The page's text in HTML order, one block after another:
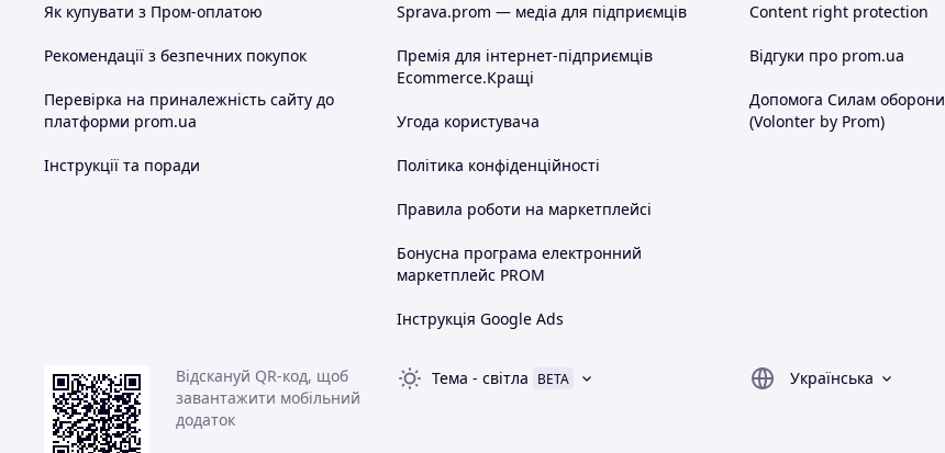
Як купувати з Пром-оплатою
Рекомендації з безпечних покупок
Перевірка на приналежність сайту до
платформи prom.ua
Інструкції та поради
Sprava.prom — медіа для підприємців
Премія для інтернет-підприємців
Ecommerce.Кращі
Угода користувача
Політика конфіденційності
Правила роботи на маркетплейсі
Бонусна програма електронний
маркетплейс PROM
Інструкція Google Ads
Content right protection
Відгуки про prom.ua
Допомога Силам оборони
(Volonter by Prom)
Відскануй QR-код, щоб
завантажити мобільний
додаток
Тема - світла BETA
Українська